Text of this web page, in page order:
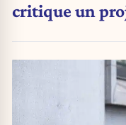
critique un